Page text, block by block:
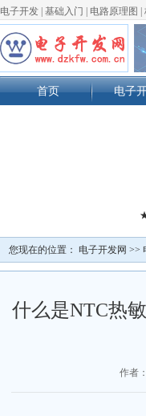
电子开发 基础入门 电路原理图
首页 电子
您现在的位置： 电子开发网 >>
什么是NTC热
作者